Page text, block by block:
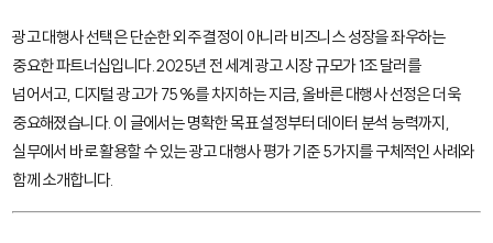
광고 대행사 선택은 단순한 외주 결정이 아니라 비즈니스 성장을 좌우하는
중요한 파트너십입니다. 2025년 전 세계 광고 시장 규모가 1조 달러를
넘어서고, 디지털 광고가 75%를 차지하는 지금, 올바른 대행사 선정은 더욱
중요해졌습니다. 이 글에서는 명확한 목표 설정부터 데이터 분석 능력까지,
실무에서 바로 활용할 수 있는 광고 대행사 평가 기준 5가지를 구체적인 사례와
함께 소개합니다.